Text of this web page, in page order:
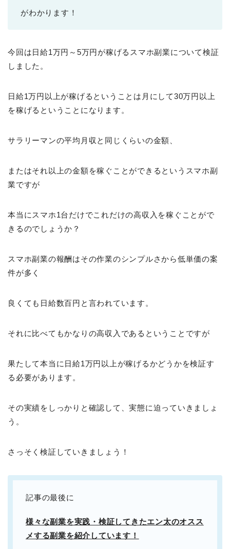
がわかります！
今回は日給1万円～5万円が稼げるスマホ副業について検証
しました。
日給1万円以上が稼げるということは月にして30万円以上
を稼げるということになります。
サラリーマンの平均月収と同じくらいの金額、
またはそれ以上の金額を稼ぐことができるというスマホ副
業ですが
本当にスマホ1台だけでこれだけの高収入を稼ぐことがで
きるのでしょうか？
スマホ副業の報酬はその作業のシンプルさから低単価の案
件が多く
良くても日給数百円と言われています。
それに比べてもかなりの高収入であるということですが
果たして本当に日給1万円以上が稼げるかどうかを検証す
る必要があります。
その実績をしっかりと確認して、実態に迫っていきましょ
う。
さっそく検証していきましょう！
記事の最後に
様々な副業を実践・検証してきたエン太のオスス
メする副業を紹介しています！